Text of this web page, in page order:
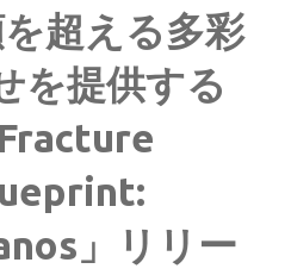
超える多彩
を提供する
」リリー